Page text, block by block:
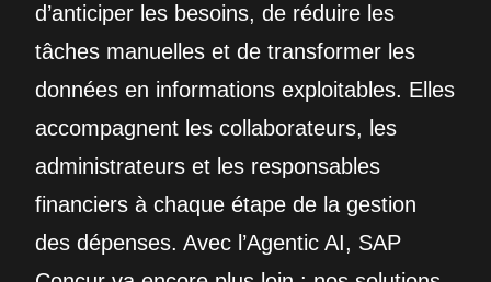
d’anticiper les besoins, de réduire les
tâches manuelles et de transformer les
données en informations exploitables. Elles
accompagnent les collaborateurs, les
administrateurs et les responsables
financiers à chaque étape de la gestion
des dépenses. Avec l’Agentic AI, SAP